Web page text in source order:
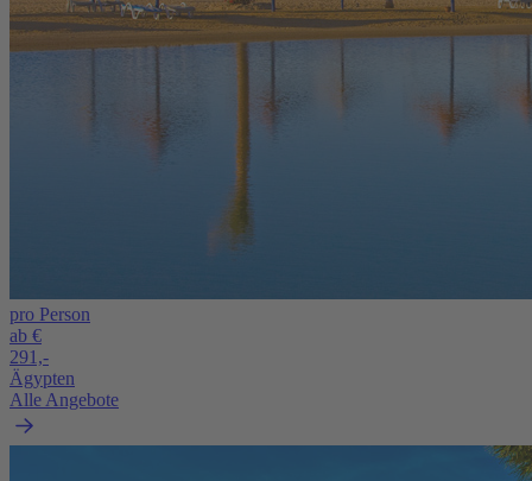
pro Person
ab €
291,-
Ägypten
Alle Angebote